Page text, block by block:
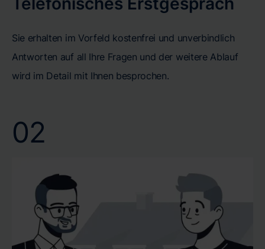
Sie erhalten im Vorfeld kostenfrei und unverbindlich
Antworten auf all Ihre Fragen und der weitere Ablauf
wird im Detail mit Ihnen besprochen.
02